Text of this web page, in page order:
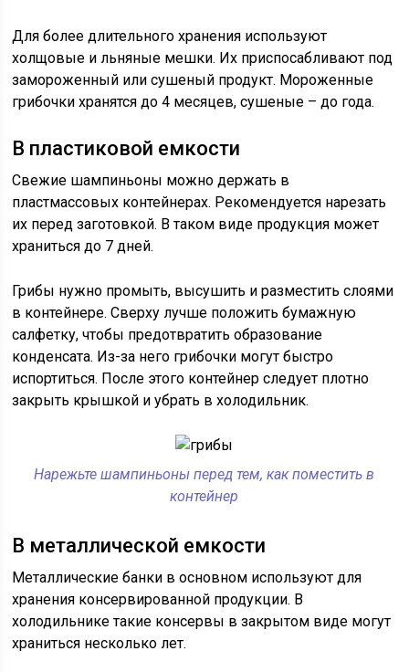
Для более длительного хранения используют
холщовые и льняные мешки. Их приспосабливают под
замороженный или сушеный продукт. Мороженные
грибочки хранятся до 4 месяцев, сушеные – до года.
В пластиковой емкости
Свежие шампиньоны можно держать в
пластмассовых контейнерах. Рекомендуется нарезать
их перед заготовкой. В таком виде продукция может
храниться до 7 дней.
Грибы нужно промыть, высушить и разместить слоями
в контейнере. Сверху лучше положить бумажную
салфетку, чтобы предотвратить образование
конденсата. Из-за него грибочки могут быстро
испортиться. После этого контейнер следует плотно
закрыть крышкой и убрать в холодильник.
Нарежьте шампиньоны перед тем, как поместить в
контейнер
В металлической емкости
Металлические банки в основном используют для
хранения консервированной продукции. В
холодильнике такие консервы в закрытом виде могут
храниться несколько лет.